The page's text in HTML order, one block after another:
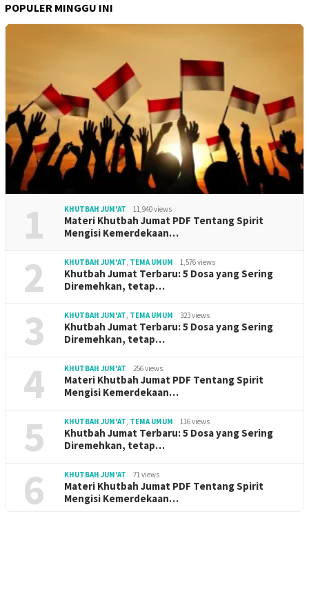
POPULER MINGGU INI
1 KHUTBAH JUM'AT 11,940 views
Materi Khutbah Jumat PDF Tentang Spirit
Mengisi Kemerdekaan…
2 KHUTBAH JUM'AT, TEMA UMUM 1,576 views
Khutbah Jumat Terbaru: 5 Dosa yang Sering
Diremehkan, tetap…
3 KHUTBAH JUM'AT, TEMA UMUM 323 views
Khutbah Jumat Terbaru: 5 Dosa yang Sering
Diremehkan, tetap…
4 KHUTBAH JUM'AT 256 views
Materi Khutbah Jumat PDF Tentang Spirit
Mengisi Kemerdekaan…
5 KHUTBAH JUM'AT, TEMA UMUM 116 views
Khutbah Jumat Terbaru: 5 Dosa yang Sering
Diremehkan, tetap…
6 KHUTBAH JUM'AT 71 views
Materi Khutbah Jumat PDF Tentang Spirit
Mengisi Kemerdekaan…